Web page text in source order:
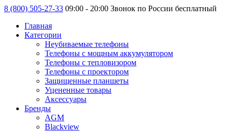
8 (800) 505-27-33 09:00 - 20:00 Звонок по России бесплатный
Главная
Категории
Неубиваемые телефоны
Телефоны с мощным аккумулятором
Телефоны с тепловизором
Телефоны с проектором
Защищенные планшеты
Уцененные товары
Аксессуары
Бренды
AGM
Blackview